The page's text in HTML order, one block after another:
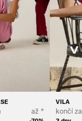
až *
VILA
končí za